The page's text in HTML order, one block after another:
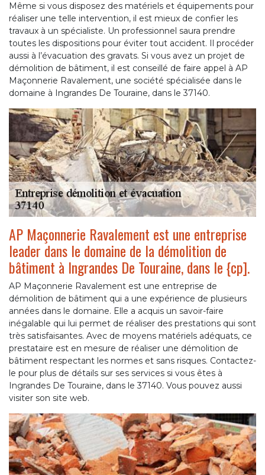
Même si vous disposez des matériels et équipements pour
réaliser une telle intervention, il est mieux de confier les
travaux à un spécialiste. Un professionnel saura prendre
toutes les dispositions pour éviter tout accident. Il procéder
aussi à l’évacuation des gravats. Si vous avez un projet de
démolition de bâtiment, il est conseillé de faire appel à AP
Maçonnerie Ravalement, une société spécialisée dans le
domaine à Ingrandes De Touraine, dans le 37140.
AP Maçonnerie Ravalement est une entreprise
leader dans le domaine de la démolition de
bâtiment à Ingrandes De Touraine, dans le {cp].
AP Maçonnerie Ravalement est une entreprise de
démolition de bâtiment qui a une expérience de plusieurs
années dans le domaine. Elle a acquis un savoir-faire
inégalable qui lui permet de réaliser des prestations qui sont
très satisfaisantes. Avec de moyens matériels adéquats, ce
prestataire est en mesure de réaliser une démolition de
bâtiment respectant les normes et sans risques. Contactez-
le pour plus de détails sur ses services si vous êtes à
Ingrandes De Touraine, dans le 37140. Vous pouvez aussi
visiter son site web.